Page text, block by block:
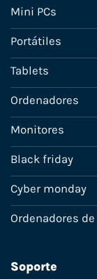
Mini PCs
Portátiles
Tablets
Ordenadores
Monitores
Black friday
Cyber monday
Ordenadores
Soporte